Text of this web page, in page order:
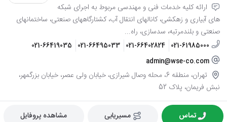
ارائه کلیه خدمات فنی و مهندسی مربوط به اجرای شبکه
های آبیاری و زهکشی، کانالهای انتقال آب، کشتارگاههای صنعتی، ساختمانهای
صنعتی و بلندمرتبه، سدسازی، راه...
021-61985000
021-66402824
021-66495033
021-66419035
admin@wse-co.com
تهران، منطقه 6، محله وصال شیرازی، خیابان ولی عصر، خیابان بزرگمهر،
نبش فریمان، پلاک 52
تماس مسیریابی مشاهده پروفایل